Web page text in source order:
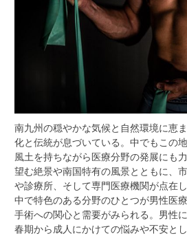
南九州の穏やかな気候と自然環境に恵
化と伝統が息づいている。 中でもこの
風土を持ちながら医療分野の発展にも
望む絶景や南国特有の風景とともに、
や診療所、そして専門医療機関が点在
中で特色のある分野のひとつが男性医
手術への関心と需要がみられる。男性
春期から成人にかけての悩みや不安と